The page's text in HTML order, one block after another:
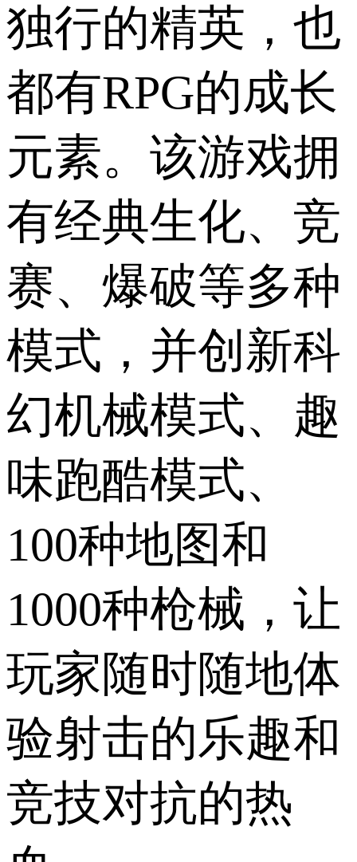
独行的精英，也
都有RPG的成长
元素。该游戏拥
有经典生化、竞
赛、爆破等多种
模式，并创新科
幻机械模式、趣
味跑酷模式、
100种地图和
1000种枪械，让
玩家随时随地体
验射击的乐趣和
竞技对抗的热